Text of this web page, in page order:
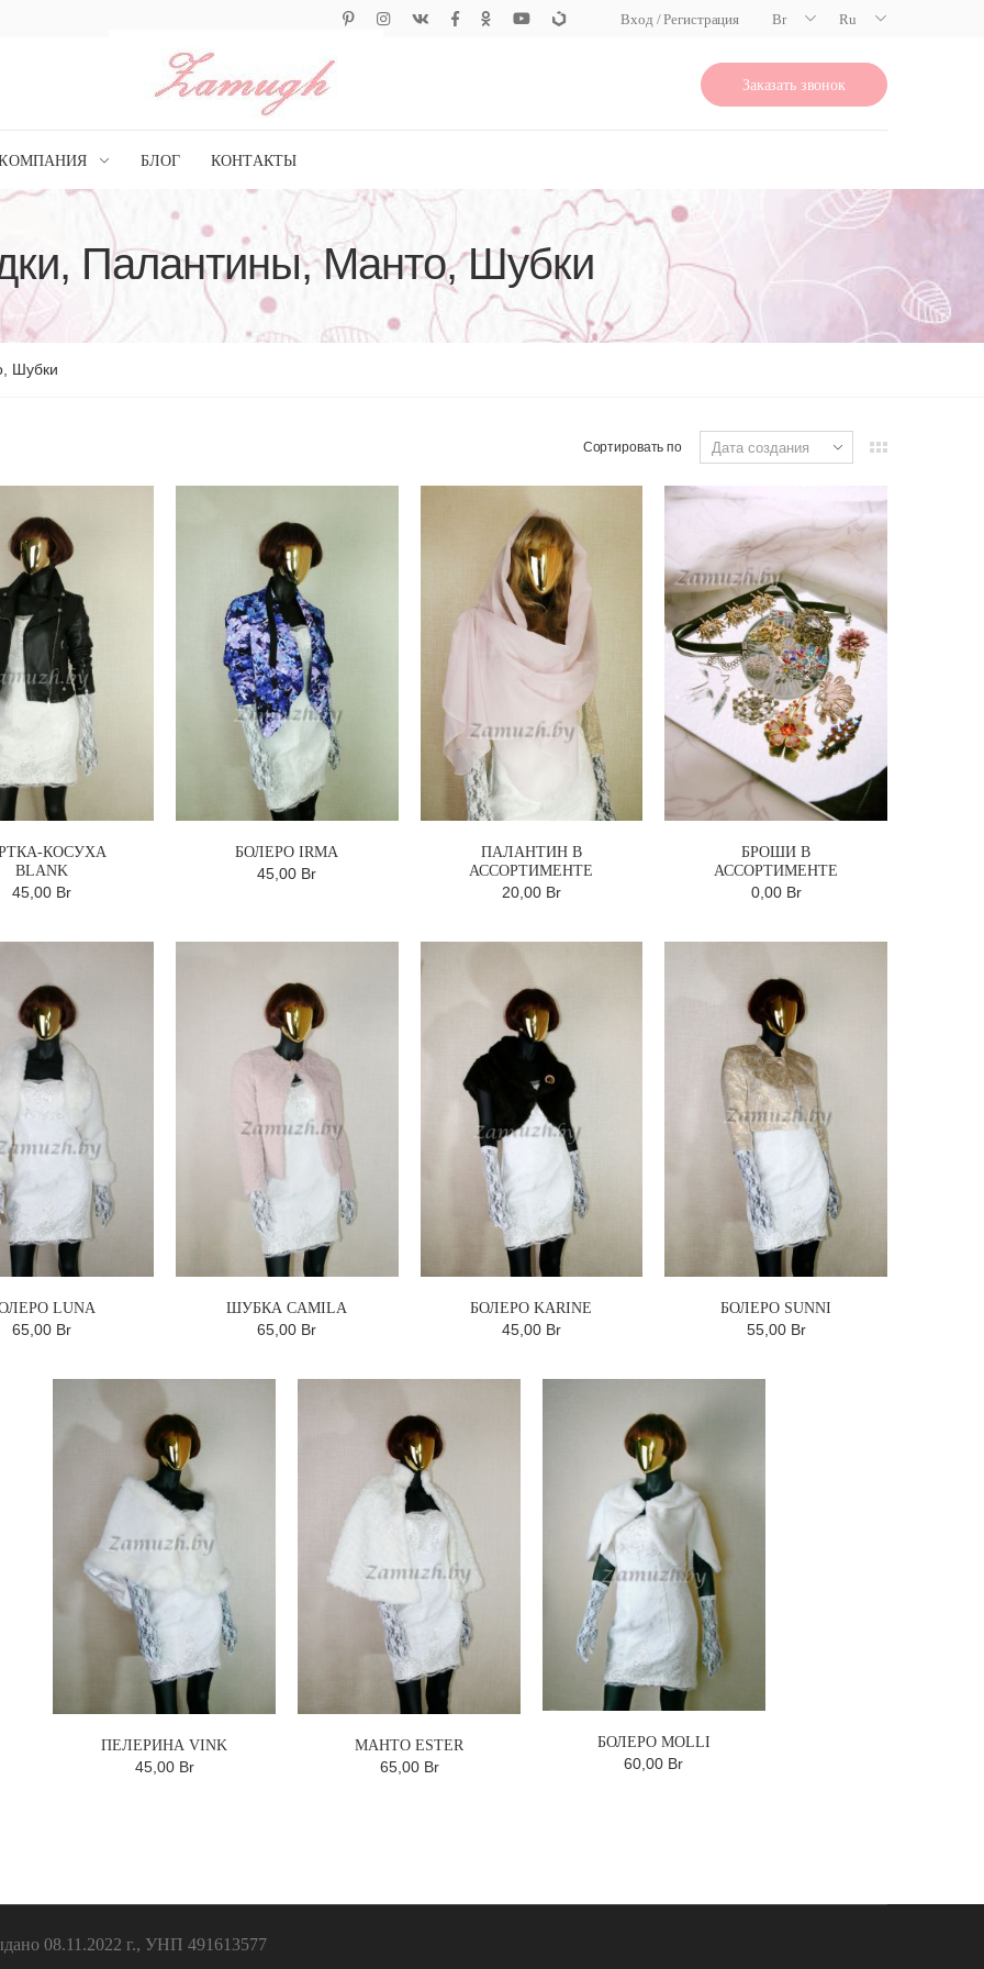
Вход / Регистрация Br Ru
Заказать звонок
БЛОГ КОНТАКТЫ
Палантины, Манто, Шубки
Шубки
Сортировать по
КОСУХА
BLANK
45,00 Br
БОЛЕРО IRMA
45,00 Br
ПАЛАНТИН В
АССОРТИМЕНТЕ
20,00 Br
БРОШИ В
АССОРТИМЕНТЕ
0,00 Br
LUNA
65,00 Br
ШУБКА CAMILA
65,00 Br
БОЛЕРО KARINE
45,00 Br
БОЛЕРО SUNNI
55,00 Br
ПЕЛЕРИНА VINK
45,00 Br
МАНТО ESTER
65,00 Br
БОЛЕРО MOLLI
60,00 Br
08.11.2022 г., УНП 491613577